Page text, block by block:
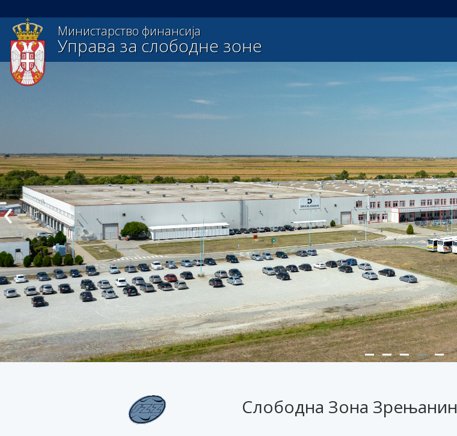
Министарство финансија
Управа за слободне зоне
‹
Слободна Зона Зрењанин